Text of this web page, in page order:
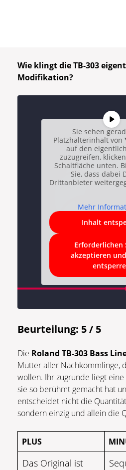
Wie klingt die TB-303
Modifikation?
Sie sehen
Platzhalterinhalt von
auf den
zuzugreifen,
Schaltfläche unten.
Sie, dass dabei
Drittanbieter
Mehr
Inhalt
Erforderlichen
akzeptieren
Beurteilung: 5 / 5
Die Roland TB-303 Bass
Mutter aller Nachkömmlinge,
wollen. Ihr zugrunde liegt
sie so berühmt gemacht hat
entscheidet nicht die
sondern einzig und allein die
PLUS
Das Original ist